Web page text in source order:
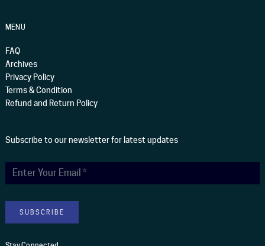
MENU
FAQ
Archives
Privacy Policy
Terms & Condition
Refund and Return Policy
Subscribe to our newsletter for latest updates